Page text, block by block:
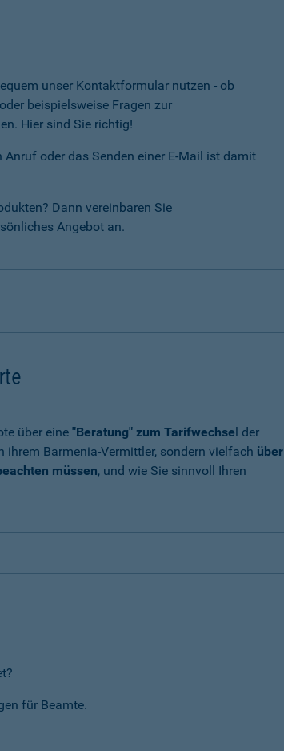
unser Kontaktformular nutzen - ob
beispielsweise Fragen zur
Hier sind Sie richtig!
Anruf oder das Senden einer E-Mail ist damit
Dann vereinbaren Sie
Angebot an.
über eine "Beratung" zum Tarifwechsel der
Barmenia-Vermittler, sondern vielfach über
müssen, und wie Sie sinnvoll Ihren
für Beamte.